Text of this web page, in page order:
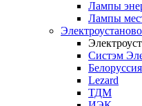
Лампы
Лампы
Систэм
Белоруссия
Lezard
ТДМ